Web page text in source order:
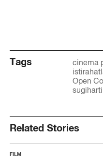
Tags cinema
Open
Related Stories
FILM